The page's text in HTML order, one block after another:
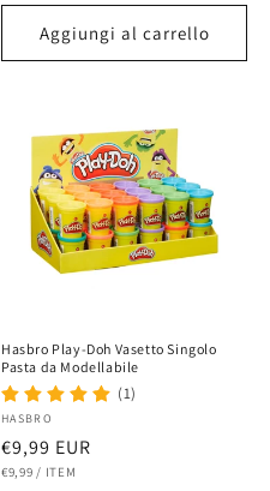
listino
Aggiungi al carrello
Hasbro Play-Doh Vasetto Singolo
Pasta da Modellabile
(1)
Fornitore:
HASBRO
Prezzo
di
€9,99 EUR
PREZZO
€9,99 / PER
ITEM